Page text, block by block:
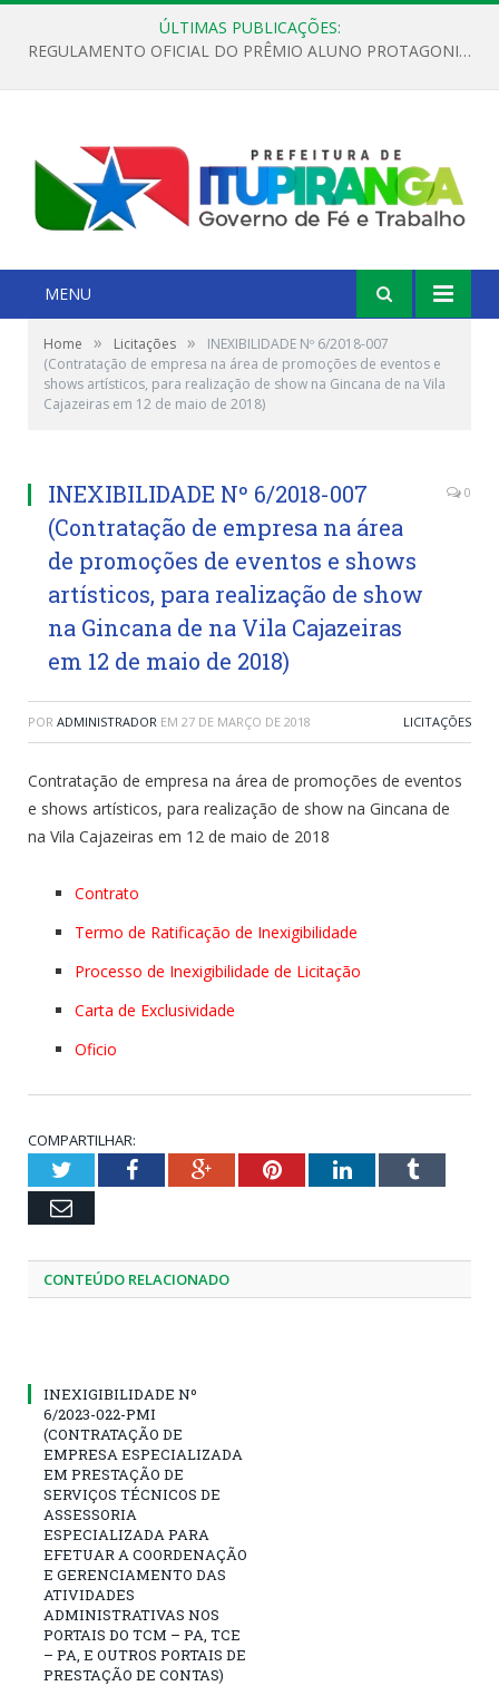
ÚLTIMAS PUBLICAÇÕES:
REGULAMENTO OFICIAL DO PRÊMIO ALUNO PROTAGONISTA – EDIÇÃO 2026
MENU
Home » Licitações »
INEXIBILIDADE Nº 6/2018-007
(Contratação de empresa na área de promoções de eventos e
shows artísticos, para realização de show na Gincana de na Vila
Cajazeiras em 12 de maio de 2018)
INEXIBILIDADE Nº 6/2018-007
(Contratação de empresa na área
de promoções de eventos e shows
artísticos, para realização de show
na Gincana de na Vila Cajazeiras
em 12 de maio de 2018)
0
POR ADMINISTRADOR EM 27 DE MARÇO DE 2018 LICITAÇÕES
Contratação de empresa na área de promoções de eventos
e shows artísticos, para realização de show na Gincana de
na Vila Cajazeiras em 12 de maio de 2018
Contrato
Termo de Ratificação de Inexigibilidade
Processo de Inexigibilidade de Licitação
Carta de Exclusividade
Oficio
COMPARTILHAR:
TwitterFacebookGoogle+PinterestLinkedInTumblr
Email
CONTEÚDO RELACIONADO
INEXIGIBILIDADE Nº
6/2023-022-PMI
(CONTRATAÇÃO DE
EMPRESA ESPECIALIZADA
EM PRESTAÇÃO DE
SERVIÇOS TÉCNICOS DE
ASSESSORIA
ESPECIALIZADA PARA
EFETUAR A COORDENAÇÃO
E GERENCIAMENTO DAS
ATIVIDADES
ADMINISTRATIVAS NOS
PORTAIS DO TCM – PA, TCE
– PA, E OUTROS PORTAIS DE
PRESTAÇÃO DE CONTAS)